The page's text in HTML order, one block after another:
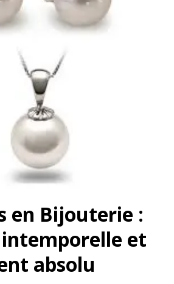
en Bijouterie :
intemporelle et
absolu